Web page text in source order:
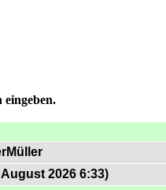
2026 6:33)